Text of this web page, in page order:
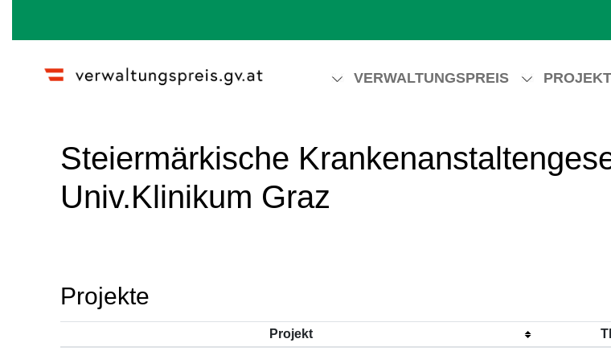
VERWALTUNGSPREIS
Steiermärkische
Univ.Klinikum Graz
Projekte
Projekt